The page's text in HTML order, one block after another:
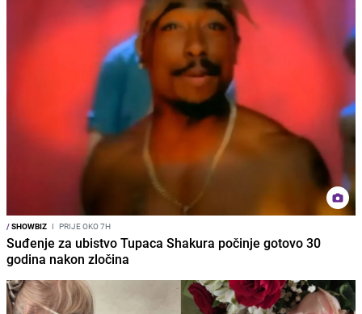
/SHOWBIZ I PRIJE OKO 7H
Suđenje za ubistvo Tupaca Shakura počinje gotovo 30
godina nakon zločina